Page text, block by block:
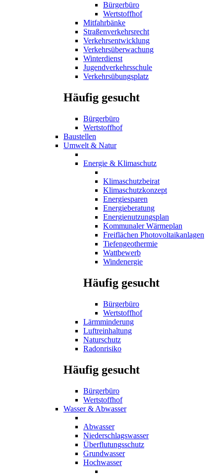
Bürgerbüro
Wertstoffhof
Mitfahrbänke
Straßenverkehrsrecht
Verkehrsentwicklung
Verkehrsüberwachung
Winterdienst
Jugendverkehrsschule
Verkehrsübungsplatz
Häufig gesucht
Bürgerbüro
Wertstoffhof
Baustellen
Umwelt & Natur
Energie & Klimaschutz
Klimaschutzbeirat
Klimaschutzkonzept
Energiesparen
Energieberatung
Energienutzungsplan
Kommunaler Wärmeplan
Freiflächen Photovoltaikanlagen
Tiefengeothermie
Wattbewerb
Windenergie
Häufig gesucht
Bürgerbüro
Wertstoffhof
Lärmminderung
Luftreinhaltung
Naturschutz
Radonrisiko
Häufig gesucht
Bürgerbüro
Wertstoffhof
Wasser & Abwasser
Abwasser
Niederschlagswasser
Überflutungsschutz
Grundwasser
Hochwasser